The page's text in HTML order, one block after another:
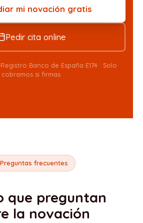
mi novación gratis
Pedir cita online
Banco de España E174 · Solo
cobramos si firmas
Preguntas frecuentes
que preguntan
la novación